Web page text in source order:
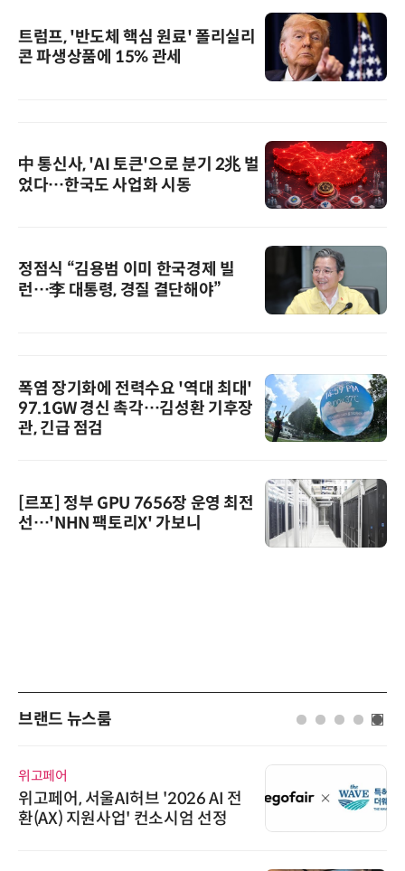
트럼프, '반도체 핵심 원료' 폴리실리
콘 파생상품에 15% 관세
中 통신사, 'AI 토큰'으로 분기 2兆 벌
었다…한국도 사업화 시동
정점식 “김용범 이미 한국경제 빌
런…李 대통령, 경질 결단해야”
폭염 장기화에 전력수요 '역대 최대'
97.1GW 경신 촉각…김성환 기후장
관, 긴급 점검
[르포] 정부 GPU 7656장 운영 최전
선…'NHN 팩토리X' 가보니
브랜드 뉴스룸
위고페어
위고페어, 서울AI허브 '2026 AI 전
환(AX) 지원사업' 컨소시엄 선정